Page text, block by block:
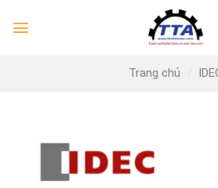
Trang chủ /